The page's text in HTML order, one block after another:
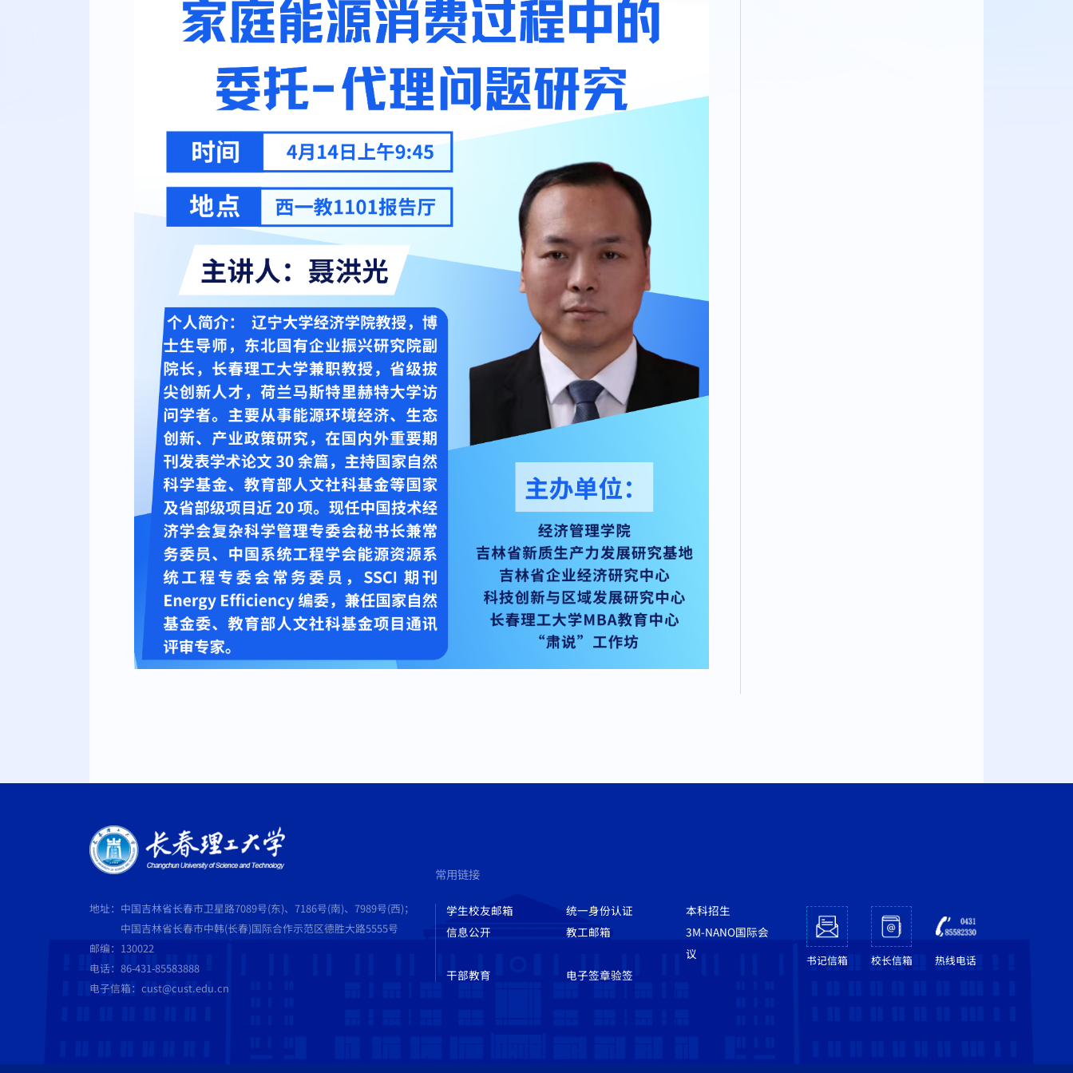
地址：中国吉林省长春市卫星路7089号(东)、7186号(南)、7989号(西)；
中国吉林省长春市中韩(长春)国际合作示范区德胜大路5555号
邮编：130022
电话：86-431-85583888
电子信箱：cust@cust.edu.cn
常用链接
学生校友邮箱 统一身份认证
本科招生
信息公开
教工邮箱
3M-NANO国际会
议
干部教育
电子签章验签
书记信箱 校长信箱 热线电话